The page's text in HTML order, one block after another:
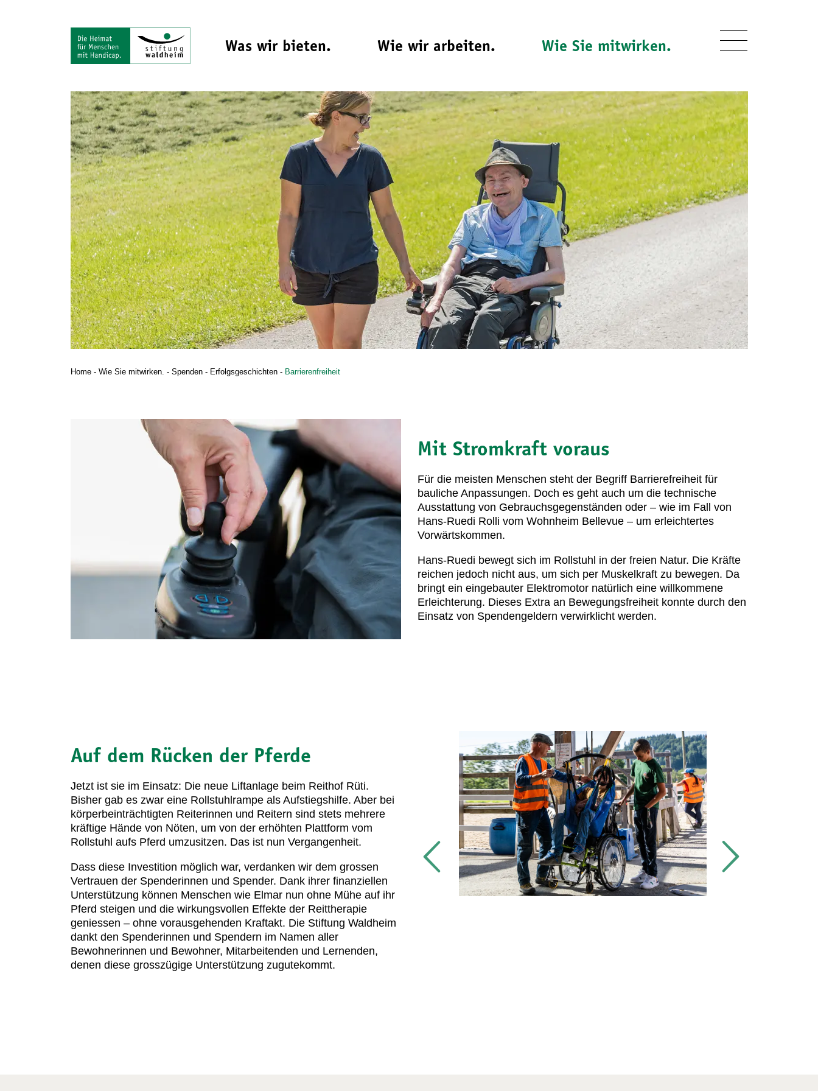
Was wir bieten. Wie wir arbeiten. Wie Sie mitwirken.
Home- Wie Sie mitwirken. - Spenden- Erfolgsgeschichten- Barrierenfreiheit
Mit Stromkraft voraus
Für die meisten Menschen steht der Begriff Barrierefreiheit für
bauliche Anpassungen. Doch es geht auch um die technische
Ausstattung von Gebrauchsgegenständen oder – wie im Fall von
Hans-Ruedi Rolli vom Wohnheim Bellevue – um erleichtertes
Vorwärtskommen.
Hans-Ruedi bewegt sich im Rollstuhl in der freien Natur. Die Kräfte
reichen jedoch nicht aus, um sich per Muskelkraft zu bewegen. Da
bringt ein eingebauter Elektromotor natürlich eine willkommene
Erleichterung. Dieses Extra an Bewegungsfreiheit konnte durch den
Einsatz von Spendengeldern verwirklicht werden.
Auf dem Rücken der Pferde
Jetzt ist sie im Einsatz: Die neue Liftanlage beim Reithof Rüti.
Bisher gab es zwar eine Rollstuhlrampe als Aufstiegshilfe. Aber bei
körperbeinträchtigten Reiterinnen und Reitern sind stets mehrere
kräftige Hände von Nöten, um von der erhöhten Plattform vom
Rollstuhl aufs Pferd umzusitzen. Das ist nun Vergangenheit.
Dass diese Investition möglich war, verdanken wir dem grossen
Vertrauen der Spenderinnen und Spender. Dank ihrer finanziellen
Unterstützung können Menschen wie Elmar nun ohne Mühe auf ihr
Pferd steigen und die wirkungsvollen Effekte der Reittherapie
geniessen – ohne vorausgehenden Kraftakt. Die Stiftung Waldheim
dankt den Spenderinnen und Spendern im Namen aller
Bewohnerinnen und Bewohner, Mitarbeitenden und Lernenden,
denen diese grosszügige Unterstützung zugutekommt.